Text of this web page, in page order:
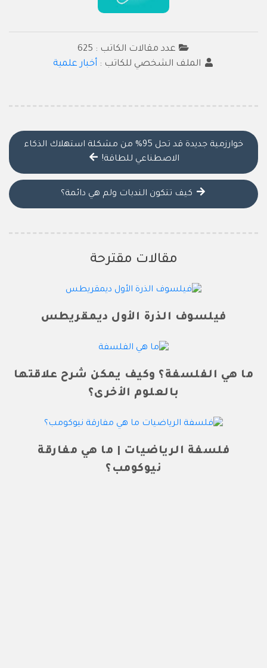
عدد مقالات الكاتب : 625
الملف الشخصي للكاتب : أخبار علمية
خوارزمية جديدة قد تحل 95% من مشكلة استهلاك الذكاء
الاصطناعي للطاقة!
كيف تتكون الندبات ولم هي دائمة؟
مقالات مقترحة
فيلسوف الذرة الأول ديمقريطس
ما هي الفلسفة؟ وكيف يمكن شرح علاقتها
بالعلوم الأخرى؟
فلسفة الرياضيات | ما هي مفارقة
نيوكومب؟